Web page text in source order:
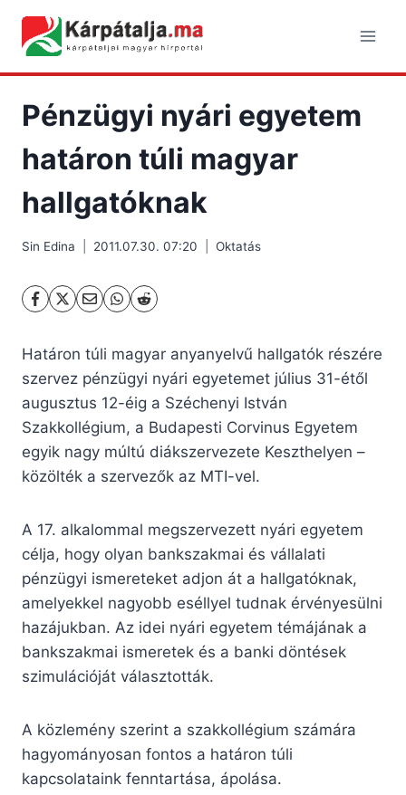
content
Pénzügyi nyári egyetem
határon túli magyar
hallgatóknak
Sin Edina 2011.07.30. 07:20 Oktatás
Határon túli magyar anyanyelvű hallgatók részére
szervez pénzügyi nyári egyetemet július 31-étől
augusztus 12-éig a Széchenyi István
Szakkollégium, a Budapesti Corvinus Egyetem
egyik nagy múltú diákszervezete Keszthelyen –
közölték a szervezők az MTI-vel.
A 17. alkalommal megszervezett nyári egyetem
célja, hogy olyan bankszakmai és vállalati
pénzügyi ismereteket adjon át a hallgatóknak,
amelyekkel nagyobb eséllyel tudnak érvényesülni
hazájukban. Az idei nyári egyetem témájának a
bankszakmai ismeretek és a banki döntések
szimulációját választották.
A közlemény szerint a szakkollégium számára
hagyományosan fontos a határon túli
kapcsolataink fenntartása, ápolása.